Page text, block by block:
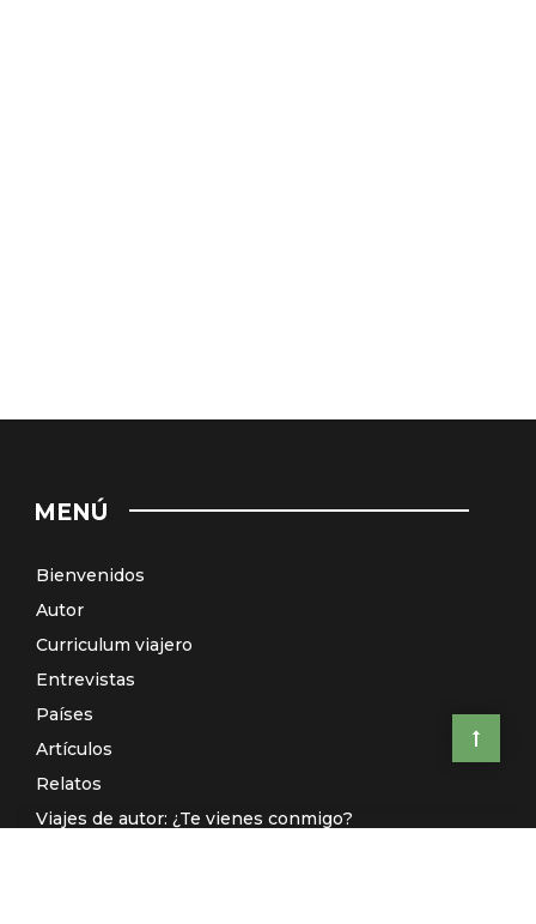
MENÚ
Bienvenidos
Autor
Curriculum viajero
Entrevistas
Países
Artículos
Relatos
Viajes de autor: ¿Te vienes conmigo?